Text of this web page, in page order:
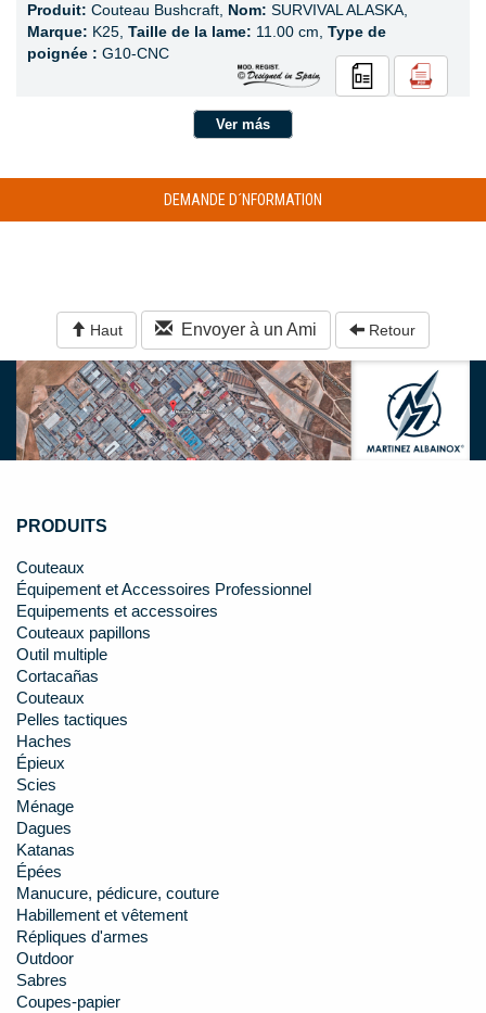
Produit: Couteau Bushcraft, Nom: SURVIVAL ALASKA,
Marque: K25, Taille de la lame: 11.00 cm, Type de
poignée : G10-CNC
Ver más
DEMANDE D´NFORMATION
Haut Envoyer à un Ami Retour
PRODUITS
Couteaux
Équipement et Accessoires Professionnel
Equipements et accessoires
Couteaux papillons
Outil multiple
Cortacañas
Couteaux
Pelles tactiques
Haches
Épieux
Scies
Ménage
Dagues
Katanas
Épées
Manucure, pédicure, couture
Habillement et vêtement
Répliques d'armes
Outdoor
Sabres
Coupes-papier